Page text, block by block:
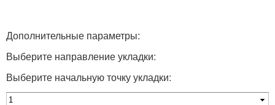
Дополнительные параметры:
Выберите направление укладки:
Выберите начальную точку укладки: